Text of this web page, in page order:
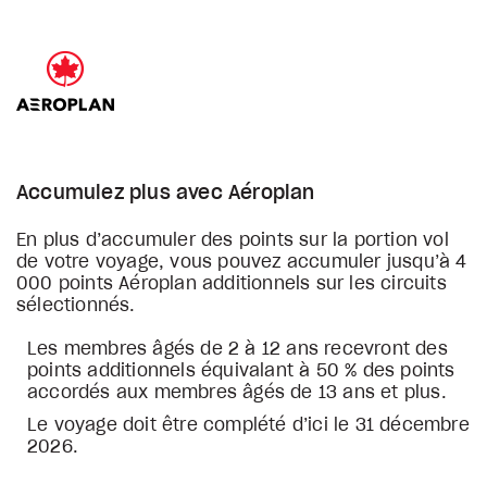
Accumulez plus avec Aéroplan
En plus d’accumuler des points sur la portion vol
de votre voyage, vous pouvez accumuler jusqu’à 4
000 points Aéroplan additionnels sur les circuits
sélectionnés.
Les membres âgés de 2 à 12 ans recevront des
points additionnels équivalant à 50 % des points
accordés aux membres âgés de 13 ans et plus.
Le voyage doit être complété d’ici le 31 décembre
2026.